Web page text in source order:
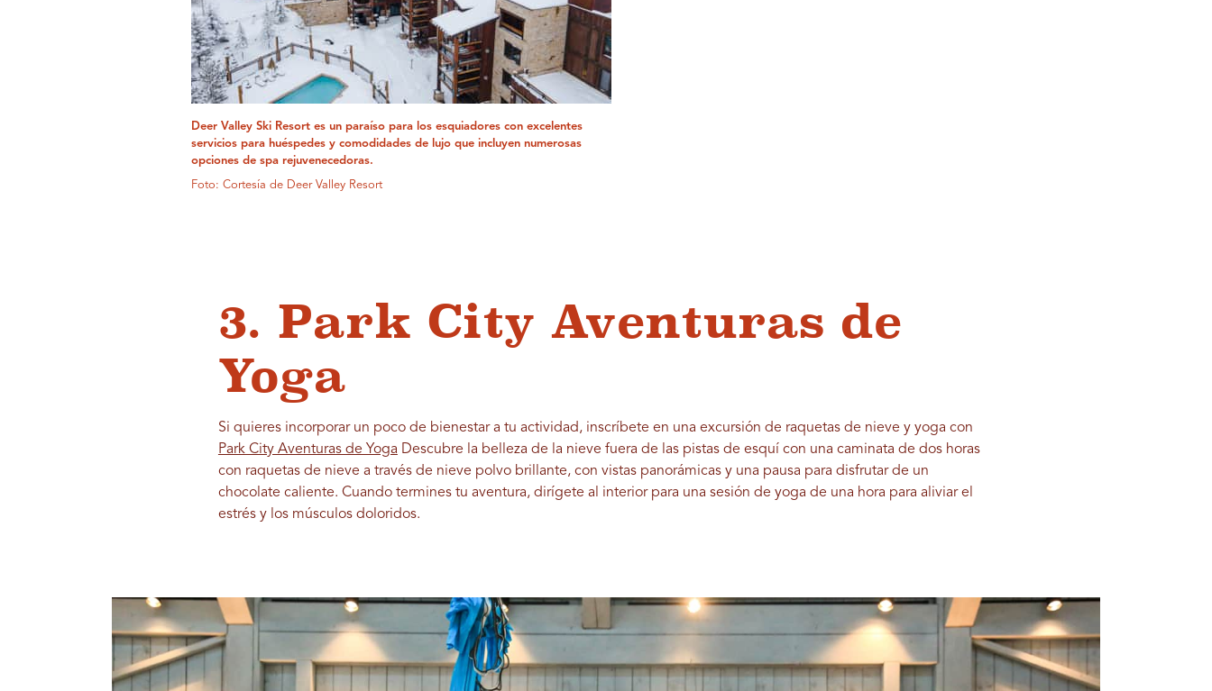
Deer Valley Ski Resort es un paraíso para los esquiadores con excelentes
servicios para huéspedes y comodidades de lujo que incluyen numerosas
opciones de spa rejuvenecedoras.
Foto: Cortesía de Deer Valley Resort
3. Park City Aventuras de
Yoga
Si quieres incorporar un poco de bienestar a tu actividad, inscríbete en una excursión de raquetas de nieve y yoga con
Park City Aventuras de Yoga Descubre la belleza de la nieve fuera de las pistas de esquí con una caminata de dos horas
con raquetas de nieve a través de nieve polvo brillante, con vistas panorámicas y una pausa para disfrutar de un
chocolate caliente. Cuando termines tu aventura, dirígete al interior para una sesión de yoga de una hora para aliviar el
estrés y los músculos doloridos.